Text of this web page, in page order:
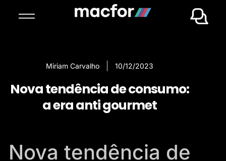
Miriam Carvalho 10/12/2023
Nova tendência de consumo:
a era anti gourmet
Nova tendência de